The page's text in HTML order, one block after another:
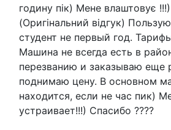
годину пік) Мене влаштовує
(Оригінальний відгук)
студент не первый год.
Машина не всегда есть в
перезванию и заказываю еще
поднимаю цену. В основном
находится, если не час пик)
устраивает!!!) Спасибо ????